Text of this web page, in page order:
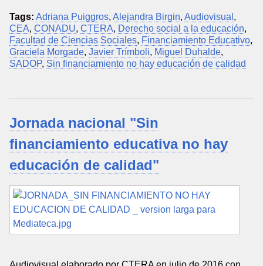
Tags: Adriana Puiggros, Alejandra Birgin, Audiovisual ,
CEA, CONADU, CTERA, Derecho social a la educación,
Facultad de Ciencias Sociales, Financiamiento Educativo,
Graciela Morgade, Javier Trímboli, Miguel Duhalde,
SADOP, Sin financiamiento no hay educación de calidad
Jornada nacional "Sin
financiamiento educativa no hay
educación de calidad"